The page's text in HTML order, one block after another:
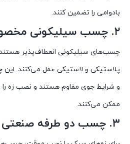
بادوامی را تضمین کنند.
۲. چسب سیلیکونی مخصوص خودرو
چسب‌های سیلیکونی انعطاف‌پذیر
پلاستیکی و لاستیکی عمل می‌کنند. این
و شرایط جوی مقاوم هستند و نصب زه را
ممکن می‌کنند.
۳. چسب دو طرفه صنعتی